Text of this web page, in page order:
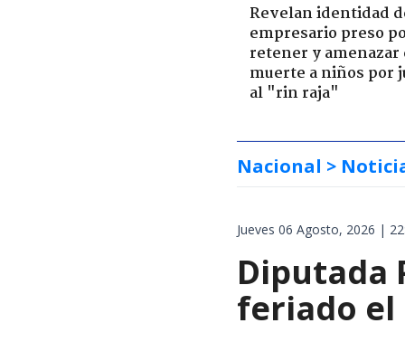
Revelan identidad
empresario preso
retener y amenazar
muerte a niños por
al "rin raja"
Nacional >
Jueves 06 Agosto, 2026 |
Diputada
feriado el